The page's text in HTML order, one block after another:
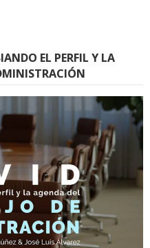
EL PERFIL Y LA